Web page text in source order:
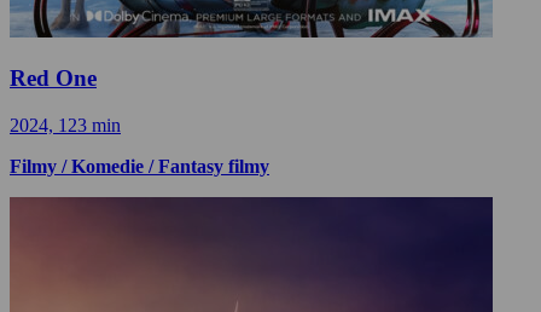
Red One
2024, 123 min
Filmy / Komedie / Fantasy filmy